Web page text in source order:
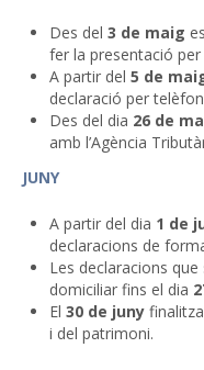
Des del 3 de maig
fer la presentació
A partir del 5 de
declaració per
Des del dia 26 de
amb l’Agència
JUNY
A partir del dia 1 de
declaracions de
Les declaracions
domiciliar fins el dia
El 30 de juny
i del patrimoni.